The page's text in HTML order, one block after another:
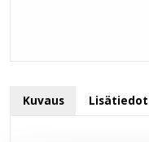
Kuvaus Lisätiedot